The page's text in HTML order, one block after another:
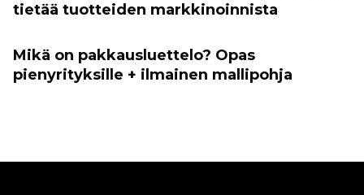
tietää tuotteiden markkinoinnista
Mikä on pakkausluettelo? Opas
pienyrityksille + ilmainen mallipohja